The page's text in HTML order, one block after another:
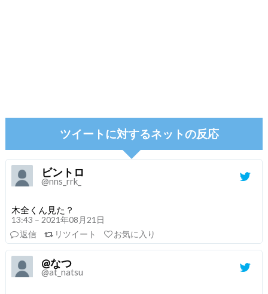
ツイートに対するネットの反応
ビントロ
@nns_rrk_
木全くん見た？
13:43 – 2021年08月21日
返信
リツイート お気に入り
@なつ
@at_natsu